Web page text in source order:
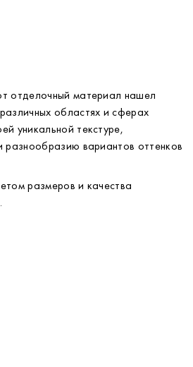
отделочный материал нашел
областях и сферах
уникальной текстуре,
разнообразию вариантов оттенков
размеров и качества